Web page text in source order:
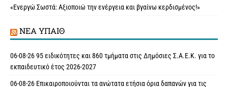
«Ενεργώ Σωστά: Αξιοποιώ την ενέργεια και βγαίνω κερδισμένος!»
ΝΈΑ ΥΠAΙΘ
06-08-26 95 ειδικότητες και 860 τμήματα στις Δημόσιες Σ.Α.Ε.Κ. για το
εκπαιδευτικό έτος 2026-2027
06-08-26 Επικαιροποιούνται τα ανώτατα ετήσια όρια δαπανών για τις